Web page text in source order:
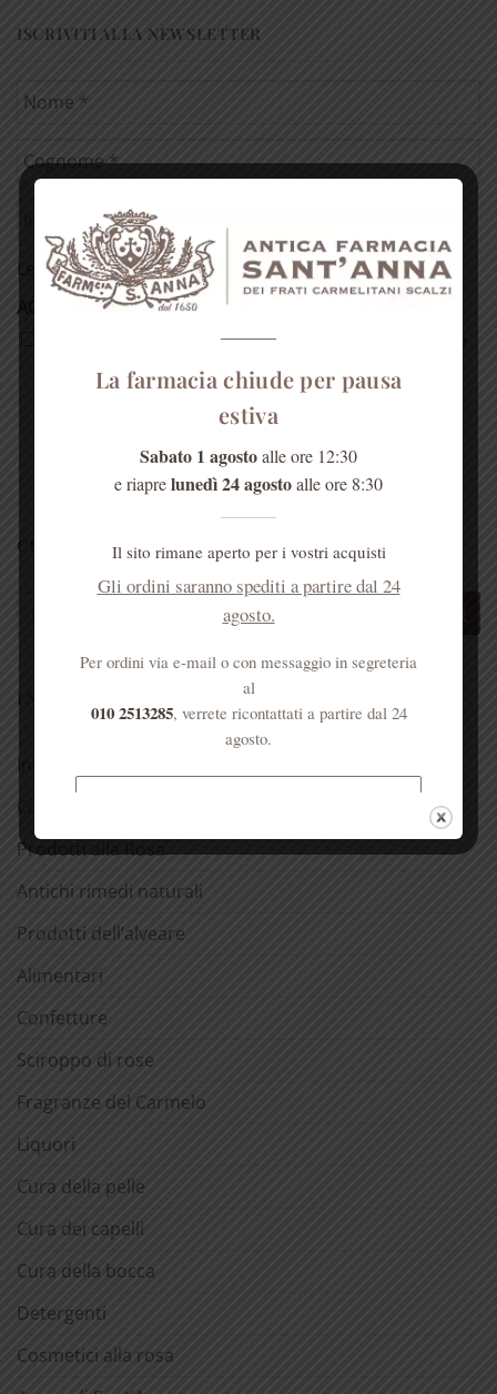
ISCRIVITI ALLA NEWSLETTER
Leggi laTutela della Privacy
ACCETTAZIONE PRIVACY
*
Do il consenso al trattamento dei miei dati in base
alla Tutela della Privacy per la ricezione della
Newsletter con informazioni e proposte
commerciali dalla Farmacia S. Anna. *
CERCA NEL SITO
Confezioni regalo 🎁
Prodotti alla Rosa
Antichi rimedi naturali
Prodotti dell’alveare
Alimentari
Confetture
Sciroppo di rose
Fragranze del Carmelo
Liquori
Cura della pelle
Cura dei capelli
Cura della bocca
Detergenti
Cosmetici alla rosa
La farmacia chiude per pausa
estiva
Sabato 1 agostoalle ore 12:30
e riaprelunedì 24 agostoalle ore 8:30
Il sito rimane aperto per i vostri acquisti
Gli ordini saranno spediti a partire dal 24
agosto.
Per ordini via e-mail o con messaggio in segreteria
al
010 2513285, verrete ricontattati a partire dal 24
agosto.
superiori a € 50